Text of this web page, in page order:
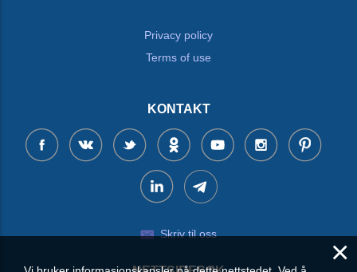
Privacy policy
Terms of use
KONTAKT
Skriv til oss
×